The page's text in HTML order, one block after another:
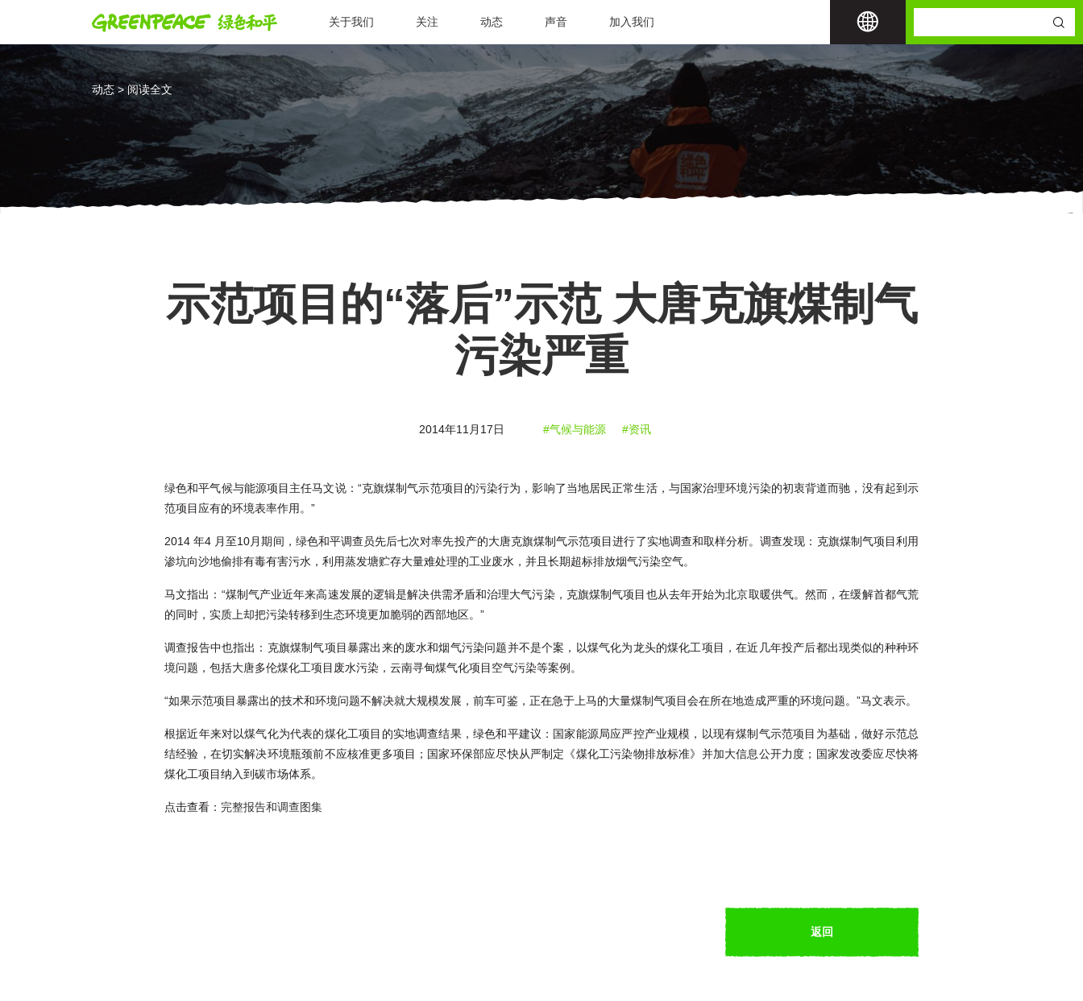
关于我们 关注 动态 声音 加入我们
动态 > 阅读全文
示范项目的“落后”示范 大唐克旗煤制气
污染严重
2014年11月17日 #气候与能源 #资讯
绿色和平气候与能源项目主任马文说：“克旗煤制气示范项目的污染行为，影响了当地居民正常生活，与国家治理环境污染的初衷背道而驰，没有起到示
范项目应有的环境表率作用。”
2014 年4 月至10月期间，绿色和平调查员先后七次对率先投产的大唐克旗煤制气示范项目进行了实地调查和取样分析。调查发现：克旗煤制气项目利用
渗坑向沙地偷排有毒有害污水，利用蒸发塘贮存大量难处理的工业废水，并且长期超标排放烟气污染空气。
马文指出：“煤制气产业近年来高速发展的逻辑是解决供需矛盾和治理大气污染，克旗煤制气项目也从去年开始为北京取暖供气。然而，在缓解首都气荒
的同时，实质上却把污染转移到生态环境更加脆弱的西部地区。”
调查报告中也指出：克旗煤制气项目暴露出来的废水和烟气污染问题并不是个案，以煤气化为龙头的煤化工项目，在近几年投产后都出现类似的种种环
境问题，包括大唐多伦煤化工项目废水污染，云南寻甸煤气化项目空气污染等案例。
“如果示范项目暴露出的技术和环境问题不解决就大规模发展，前车可鉴，正在急于上马的大量煤制气项目会在所在地造成严重的环境问题。”马文表示。
根据近年来对以煤气化为代表的煤化工项目的实地调查结果，绿色和平建议：国家能源局应严控产业规模，以现有煤制气示范项目为基础，做好示范总
结经验，在切实解决环境瓶颈前不应核准更多项目；国家环保部应尽快从严制定《煤化工污染物排放标准》并加大信息公开力度；国家发改委应尽快将
煤化工项目纳入到碳市场体系。
点击查看： 完整报告和调查图集
返回